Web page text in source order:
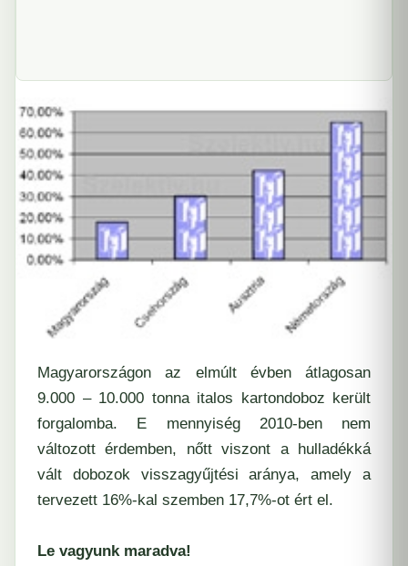
Magyarországon az elmúlt évben átlagosan
9.000 – 10.000 tonna italos kartondoboz került
forgalomba. E mennyiség 2010-ben nem
változott érdemben, nőtt viszont a hulladékká
vált dobozok visszagyűjtési aránya, amely a
tervezett 16%-kal szemben 17,7%-ot ért el.
Le vagyunk maradva!